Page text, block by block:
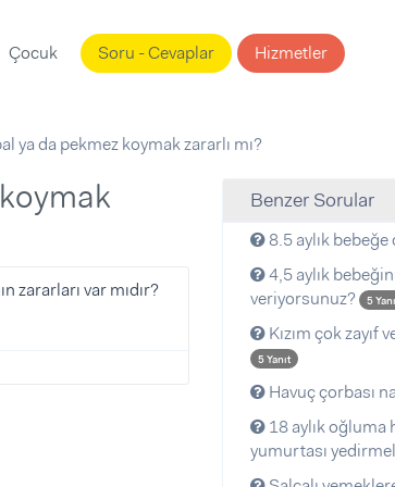
Çocuk Soru - Cevaplar Hizmetler
ya da pekmez koymak zararlı mı?
zararları var mıdır?
Benzer Sorular
8.5 aylık
4,5 aylık
veriyorsunuz?
5
Kızım çok zayıf
5 Yanıt
Havuç çorbası
18 aylık oğluma
yumurtası